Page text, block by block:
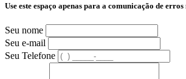
Use este espaço apenas para a comunicação de erros
Seu nome
Seu e-mail
Seu Telefone